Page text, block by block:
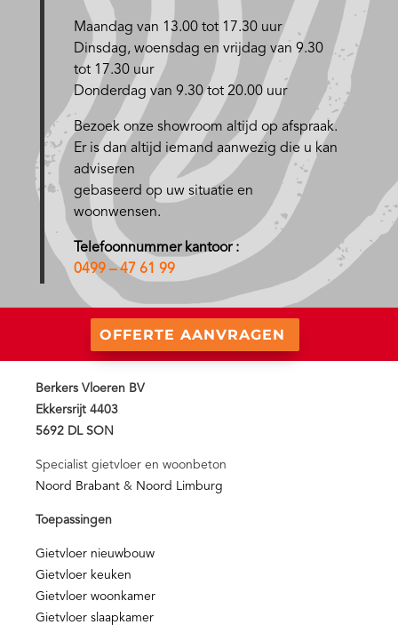
Maandag van 13.00 tot 17.30 uur
Dinsdag, woensdag en vrijdag van 9.30
tot 17.30 uur
Donderdag van 9.30 tot 20.00 uur
Bezoek onze showroom altijd op afspraak.
Er is dan altijd iemand aanwezig die u kan
adviseren
gebaseerd op uw situatie en
woonwensen.
Telefoonnummer kantoor :
0499 – 47 61 99
OFFERTE AANVRAGEN
Berkers Vloeren BV
Ekkersrijt 4403
5692 DL SON
Specialist gietvloer en woonbeton
Noord Brabant & Noord Limburg
Toepassingen
Gietvloer nieuwbouw
Gietvloer keuken
Gietvloer woonkamer
Gietvloer slaapkamer